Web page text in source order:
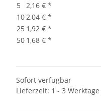
5
2,16 € *
102,04 € *
25 1,92 € *
50 1,68 € *
Sofort verfügbar
Lieferzeit: 1 - 3 Werktage